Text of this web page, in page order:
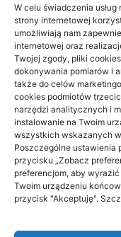
W celu świadczenia
strony internetowej
umożliwiają nam
internetowej oraz
Twojej zgody, pliki
dokonywania pomiarów i
także do celów
cookies podmiotów
narzędzi analitycznych i
instalowanie na Twoim
wszystkich wskazanych
Poszczególne ustawienia
przycisku „Zobacz
preferencjom, aby
Twoim urządzeniu
przycisk "Akceptuję".
Prywatnie
braku czasu
23/06/2026
Archino to miejsce dla
ciekawego,